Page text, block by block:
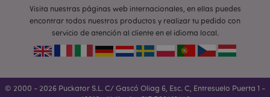
Visita nuestras páginas web internacionales, en ellas puedes
encontrar todos nuestros productos y realizar tu pedido con
servicio de atención al cliente en el idioma local.
© 2000 - 2026 Puckator S.L. C/ Gascó Oliag 6, Esc. C, Entresuelo Puerta 1 -